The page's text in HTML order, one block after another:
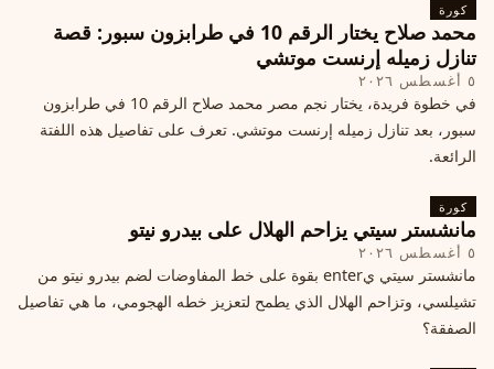
كورة
محمد صلاح يختار الرقم 10 في طرابزون سبور: قصة
تنازل زميله إرنست موتشي
٥ أغسطس ٢٠٢٦
في خطوة فريدة، يختار نجم مصر محمد صلاح الرقم 10 في طرابزون
سبور، بعد تنازل زميله إرنست موتشي. تعرف على تفاصيل هذه اللفتة
الرائعة.
كورة
مانشستر سيتي يزاحم الهلال على بيدرو نيتو
٥ أغسطس ٢٠٢٦
مانشستر سيتي يenter بقوة على خط المفاوضات لضم بيدرو نيتو من
تشيلسي، وتزاحم الهلال الذي يطمح لتعزيز خطه الهجومي، ما هي تفاصيل
الصفقة؟